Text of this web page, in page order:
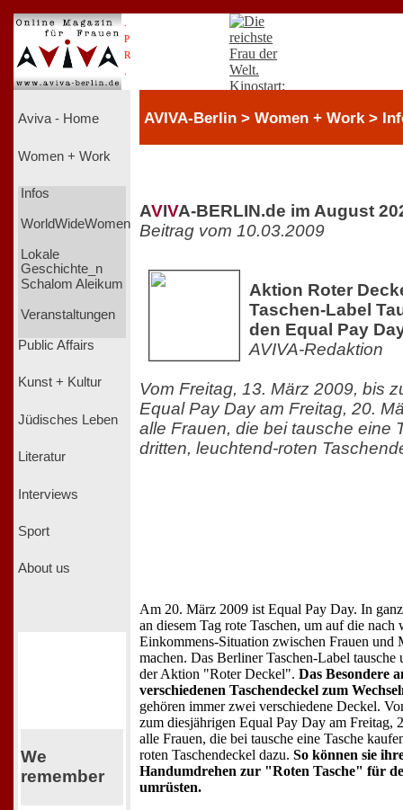
P
R
Aviva - Home
Women + Work
Infos
WorldWideWomen
Lokale
Geschichte_n
Schalom Aleikum
Veranstaltungen
Public Affairs
Kunst + Kultur
Jüdisches Leben
Literatur
Interviews
Sport
About us
We
remember
AVIVA-Berlin > Women + Work >
AVIVA-BERLIN.de im August
Beitrag vom 10.03.2009
Aktion Roter
Taschen-Label
den Equal Pay
AVIVA-Redaktion
Vom Freitag, 13. März 2009, bis
Equal Pay Day am Freitag, 20.
alle Frauen, die bei tausche eine
dritten, leuchtend-roten
Am 20. März 2009 ist Equal Pay Day. In
an diesem Tag rote Taschen, um auf die
Einkommens-Situation zwischen Frauen und
machen. Das Berliner Taschen-Label
der Aktion "Roter Deckel". Das Besondere
verschiedenen Taschendeckel zum
gehören immer zwei verschiedene Deckel.
zum diesjährigen Equal Pay Day am Freitag,
alle Frauen, die bei tausche eine Tasche
roten Taschendeckel dazu. So können sie
Handumdrehen zur "Roten Tasche" für
umrüsten.